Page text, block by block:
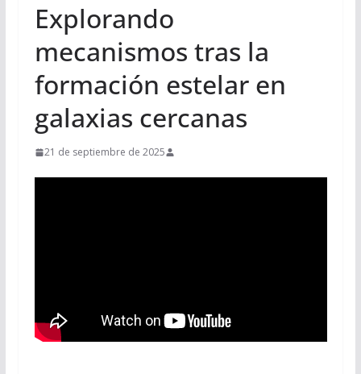
Explorando
mecanismos tras la
formación estelar en
galaxias cercanas
21 de septiembre de 2025